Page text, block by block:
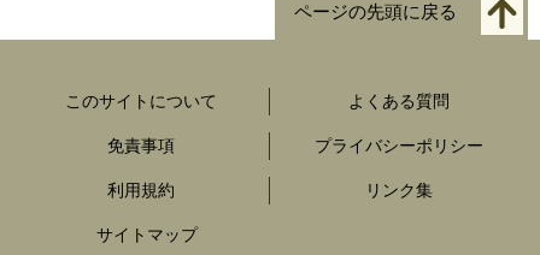
ページの先頭に戻る
このサイトについて よくある質問
免責事項 プライバシーポリシー
利用規約 リンク集
サイトマップ